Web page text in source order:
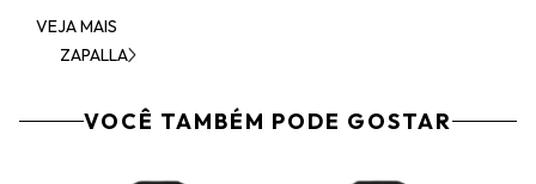
VEJA MAIS
ZAPALLA
VOCÊ TAMBÉM PODE GOSTAR